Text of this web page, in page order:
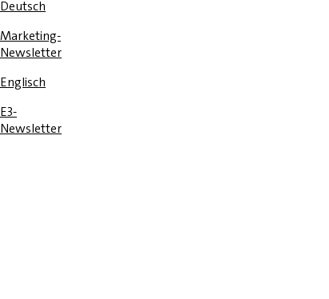
Deutsch
Marketing-
Newsletter
Englisch
E3-
Newsletter